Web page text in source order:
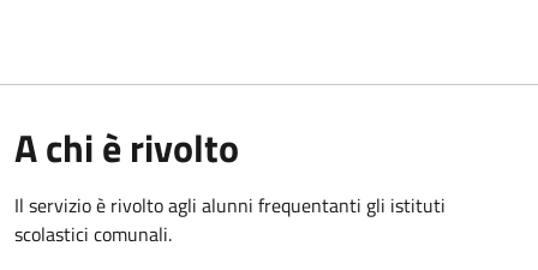
A chi è rivolto
Il servizio è rivolto agli alunni frequentanti gli istituti
scolastici comunali.